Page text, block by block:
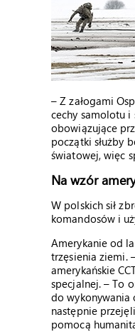
– Z załogami
cechy samolotu
obowiązujące
początki służby
światowej, więc
Na wzór
W polskich sił
komandosów i
Amerykanie od
trzęsienia ziemi.
amerykańskie
specjalnej. – To
do wykonywania
następnie
pomocą